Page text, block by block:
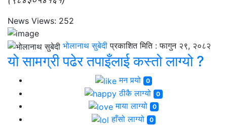
News Views: 252
भोलानाथ सुबेदी प्रकाशित मिति :फागुन २९, २०८२
यो सामग्री पढेर तपाइँलाई कस्तो लाग्यो ?
मन पर्‍यो 0
ठीकै लाग्यो 0
माया लाग्यो 0
हाँसो लाग्यो 0